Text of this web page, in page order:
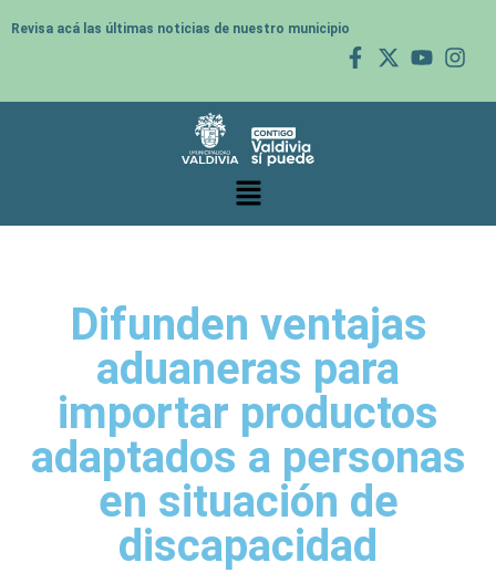
Revisa acá las últimas noticias de nuestro municipio
Difunden ventajas
aduaneras para
importar productos
adaptados a personas
en situación de
discapacidad